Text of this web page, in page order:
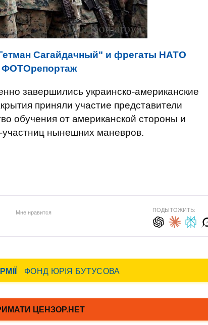
Сагайдачный" и фрегаты НАТО
ФОТОрепортаж
завершились украинско-американские
приняли участие представители
обучения от американской стороны и
нынешних маневров.
Мне нравится ПОДЫТОЖИТЬ: